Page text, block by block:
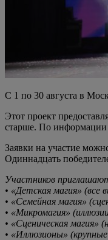
С 1 по 30 августа в
Этот проект
старше. По информации
Заявки на участие
Одиннадцать
Участников
• «Детская магия» (все
• «Семейная магия»
• «Микромагия»
• «Сценическая магия»
• «Иллюзионы»